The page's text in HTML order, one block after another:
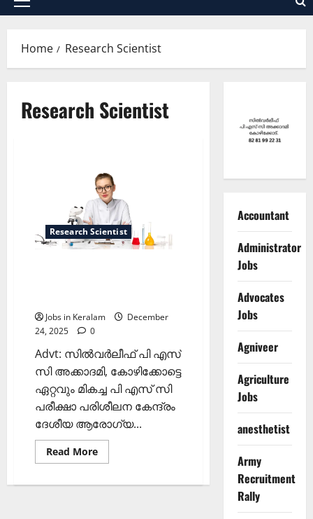
Primary
Home Research Scientist
Research Scientist
Research Scientist
Jobs in Keralam
December
24, 2025
0
Advt: സില്‍വര്‍ലീഫ് പി എസ്
സി അക്കാദമി, കോഴിക്കോട്ടെ
ഏറ്റവും മികച്ച പി എസ് സി
പരീക്ഷാ പരിശീലന കേന്ദ്രം
ദേശീയ ആരോഗ്യ...
Read MoreRead
more
ആരോഗ്യ
Accountant
Administrator
Jobs
Advocates
Jobs
Agniveer
Agriculture
Jobs
anesthetist
Army
Recruitment
Rally